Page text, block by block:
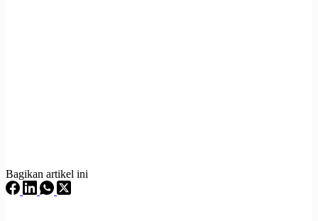
Bagikan artikel ini